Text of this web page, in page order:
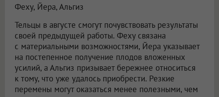
Феху, Йера, Альгиз
Тельцы в августе смогут почувствовать результаты
своей предыдущей работы. Феху связана
с материальными возможностями, Йера указывает
на постепенное получение плодов вложенных
усилий, а Альгиз призывает бережнее относиться
к тому, что уже удалось приобрести. Резкие
перемены могут оказаться менее полезными, чем